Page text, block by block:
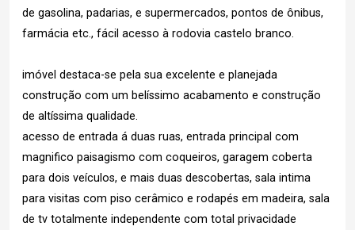
de gasolina, padarias, e supermercados, pontos de ônibus,
farmácia etc., fácil acesso à rodovia castelo branco.
imóvel destaca-se pela sua excelente e planejada
construção com um belíssimo acabamento e construção
de altíssima qualidade.
acesso de entrada á duas ruas, entrada principal com
magnifico paisagismo com coqueiros, garagem coberta
para dois veículos, e mais duas descobertas, sala intima
para visitas com piso cerâmico e rodapés em madeira, sala
de tv totalmente independente com total privacidade